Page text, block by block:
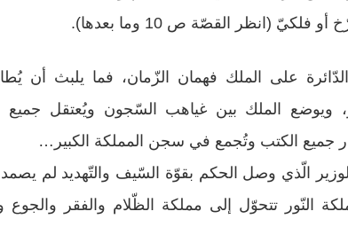
أو فلكيّ (انظر القصّة ص 10 وما بعدها).
على الملك فهمان الزّمان، فما يلبث أن
ويوضع الملك بين غياهب السّجون ويُعتقل جميع
جميع الكتب وتُجمع في سجن المملكة الكبير…
الّذي وصل الحكم بقوّة السّيف والتّهديد لم
النّور تتحوّل إلى مملكة الظّلام والفقر والجوع